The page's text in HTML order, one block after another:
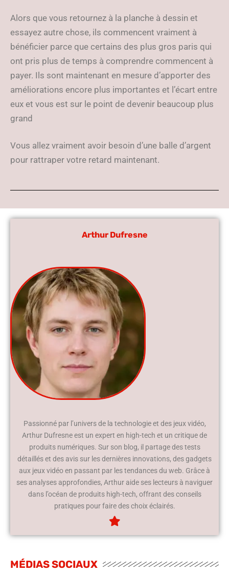
Alors que vous retournez à la planche à dessin et
essayez autre chose, ils commencent vraiment à
bénéficier parce que certains des plus gros paris qui
ont pris plus de temps à comprendre commencent à
payer. Ils sont maintenant en mesure d’apporter des
améliorations encore plus importantes et l’écart entre
eux et vous est sur le point de devenir beaucoup plus
grand
Vous allez vraiment avoir besoin d’une balle d’argent
pour rattraper votre retard maintenant.
Arthur Dufresne
Passionné par l’univers de la technologie et des jeux vidéo,
Arthur Dufresne est un expert en high-tech et un critique de
produits numériques. Sur son blog, il partage des tests
détaillés et des avis sur les dernières innovations, des gadgets
aux jeux vidéo en passant par les tendances du web. Grâce à
ses analyses approfondies, Arthur aide ses lecteurs à naviguer
dans l’océan de produits high-tech, offrant des conseils
pratiques pour faire des choix éclairés.
MÉDIAS SOCIAUX